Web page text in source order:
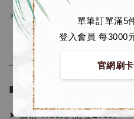
單筆訂單滿5
登入會員 每3000
官網刷
＊雙底座：岩石+八角
■ 販售資訊：
➤ 價格 4780元 (訂金2780)